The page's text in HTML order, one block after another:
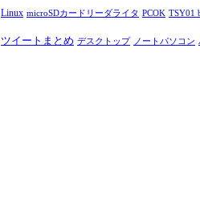
Linux microSDカードリーダライタ PCOK TSY01
ツイートまとめ デスクトップ ノートパソコン